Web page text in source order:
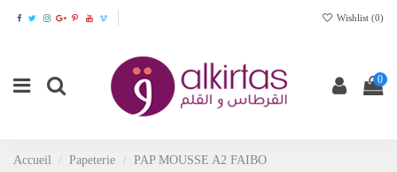
Wishlist (0)
0
Accueil Papeterie PAP MOUSSE A2 FAIBO